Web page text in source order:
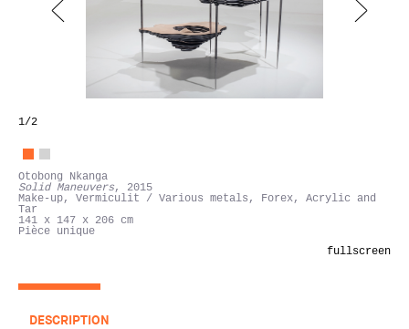
1/2
Otobong Nkanga
Solid Maneuvers, 2015
Make-up, Vermiculit / Various metals, Forex, Acrylic and
Tar
141 x 147 x 206 cm
Pièce unique
fullscreen
DESCRIPTION